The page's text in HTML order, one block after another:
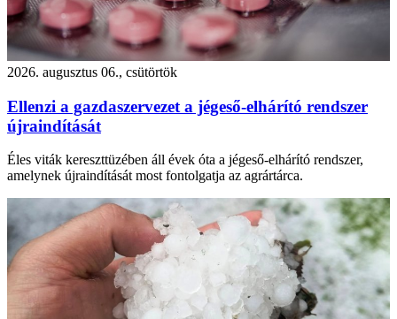
2026. augusztus 06., csütörtök
Ellenzi a gazdaszervezet a jégeső-elhárító rendszer
újraindítását
Éles viták kereszttüzében áll évek óta a jégeső-elhárító rendszer,
amelynek újraindítását most fontolgatja az agrártárca.